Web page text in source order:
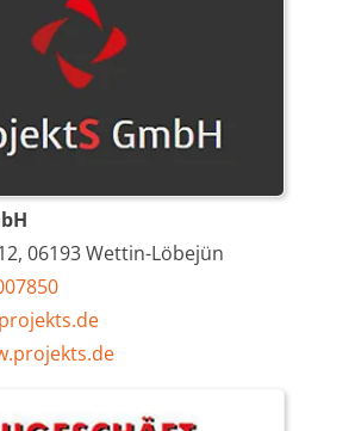
06193 Wettin-Löbejün